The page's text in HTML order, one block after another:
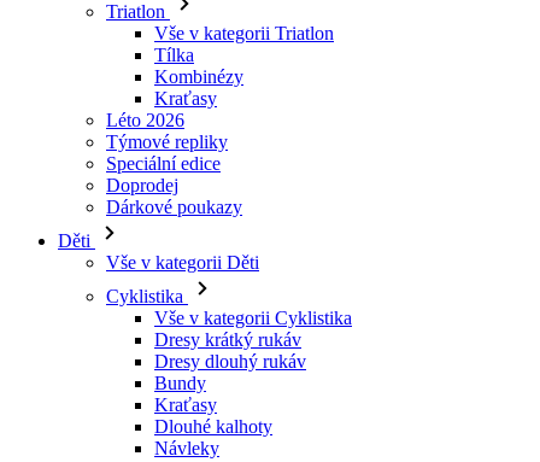
Triatlon
Vše v kategorii Triatlon
Tílka
Kombinézy
Kraťasy
Léto 2026
Týmové repliky
Speciální edice
Doprodej
Dárkové poukazy
Děti
Vše v kategorii Děti
Cyklistika
Vše v kategorii Cyklistika
Dresy krátký rukáv
Dresy dlouhý rukáv
Bundy
Kraťasy
Dlouhé kalhoty
Návleky